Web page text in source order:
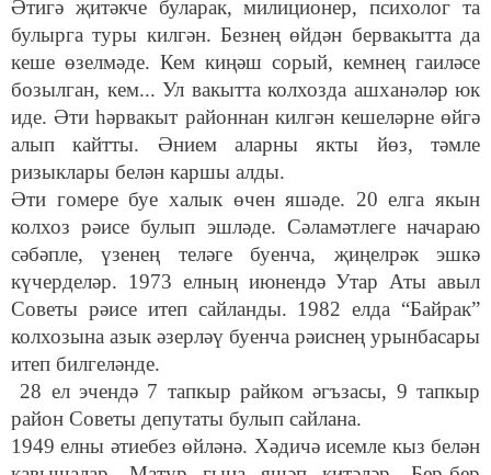
Әтигә җитәкче буларак, милиционер, психолог та
булырга туры килгән. Безнең өйдән бервакытта да
кеше өзелмәде. Кем киңәш сорый, кемнең гаиләсе
бозылган, кем... Ул вакытта колхозда ашханәләр юк
иде. Әти һәрвакыт районнан килгән кешеләрне өйгә
алып кайтты. Әнием аларны якты йөз, тәмле
ризыклары белән каршы алды.
Әти гомере буе халык өчен яшәде. 20 елга якын
колхоз рәисе булып эшләде. Сәламәтлеге начараю
сәбәпле, үзенең теләге буенча, җиңелрәк эшкә
күчерделәр. 1973 елның июнендә Утар Аты авыл
Советы рәисе итеп сайланды. 1982 елда “Байрак”
колхозына азык әзерләү буенча рәиснең урынбасары
итеп билгеләнде.
28 ел эчендә 7 тапкыр райком әгъзасы, 9 тапкыр
район Советы депутаты булып сайлана.
1949 елны әтиебез өйләнә. Хәдичә исемле кыз белән